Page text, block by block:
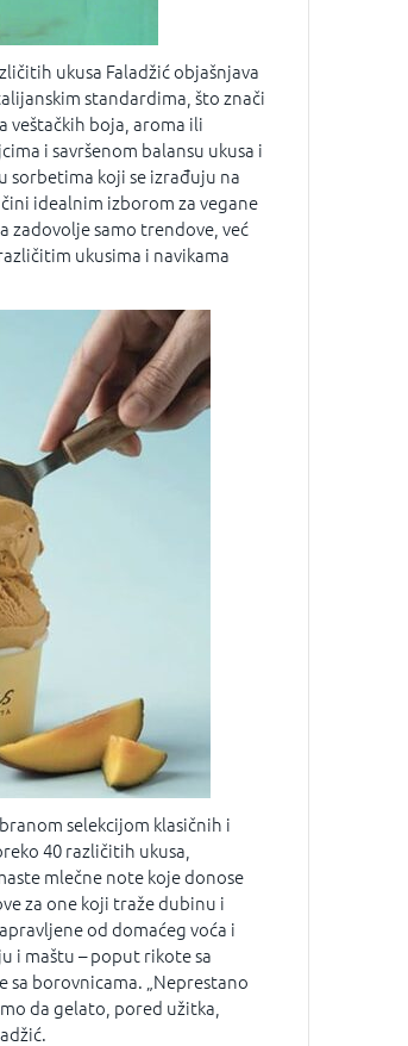
ukusa Faladžić objašnjava
standardima, što znači
veštačkih boja, aroma ili
i savršenom balansu ukusa i
sorbetima koji se izrađuju na
idealnim izborom za vegane
zadovolje samo trendove, već
ukusima i navikama
selekcijom klasičnih i
40 različitih ukusa,
mlečne note koje donose
za one koji traže dubinu i
od domaćeg voća i
i maštu – poput rikote sa
borovnicama. „Neprestano
da gelato, pored užitka,